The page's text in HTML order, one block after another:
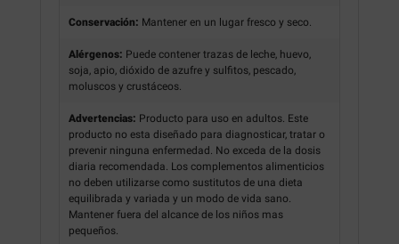
Conservación: Mantener en un lugar fresco y seco.
Alérgenos: Puede contener trazas de leche, huevo,
soja, apio, dióxido de azufre y sulfitos, pescado,
moluscos y crustáceos.
Advertencias: Producto para uso en adultos. Este
producto no esta diseñado para diagnosticar, tratar o
prevenir ninguna enfermedad. No exceda de la dosis
diaria recomendada. Los complementos alimenticios
no deben utilizarse como sustitutos de una dieta
equilibrada y variada y un modo de vida sano.
Mantener fuera del alcance de los niños mas
pequeños.